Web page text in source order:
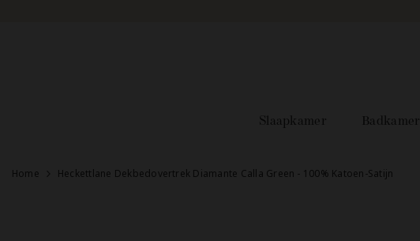
Slaapkamer Badkamer
Home Heckettlane Dekbedovertrek Diamante Calla Green - 100% Katoen-Satijn